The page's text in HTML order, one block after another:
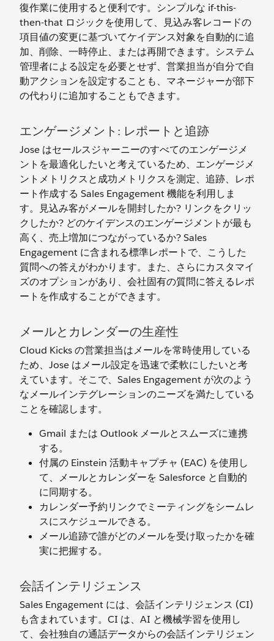
復作業に使用すると便利です。シンプルな if-this-
then-that ロジックを使用して、見込み客レコードの
項目値の変更に基づいてケイデンス対象を自動的に追
加、削除、一時停止、または再開できます。システム
管理者による設定を必要とせず、営業担当が自分で自
動アクションを設定することも、マネージャーが部下
の代わりに追加することもできます。
エンゲージメント: レポートと追跡
Jose はセールスジャーニーのすべてのエンゲージメ
ントを最適化したいと考えているため、エンゲージメ
ントメトリクスと成功メトリクスを測定、追跡、レポ
ート作成する Sales Engagement 機能を利用しま
す。見込み客がメールを開封したか? リンクをクリッ
クしたか? どのケイデンスのエンゲージメントが最も
高く、売上増加につながっているか? Sales
Engagement に含まれる標準レポートで、こうした
質問への答えがわかります。また、さらにカスタマイ
ズのオプションがあり、会社固有の質問に答えるレポ
ートを作成することができます。
メールとカレンダーの生産性
Cloud Kicks の営業担当はメールを常時使用している
ため、Jose はメール設定を迅速で柔軟にしたいと考
えています。そこで、Sales Engagement が次のよう
なメールインテグレーションのニーズを満たしている
ことを確認します。
Gmail または Outlook メールとスムーズに連携
する。
付属の Einstein 活動キャプチャ (EAC) を使用し
て、メールとカレンダーを Salesforce と自動的
に同期する。
カレンダー予約リンクでミーティングをシームレ
スにスケジュールできる。
メール追跡で誰がどのメールを受け取ったかを確
実に把握する。
会話インテリジェンス
Sales Engagement には、会話インテリジェンス (CI)
も含まれています。CI は、AI と機械学習を使用し
て、会社独自の通話データからの会話インテリジェン